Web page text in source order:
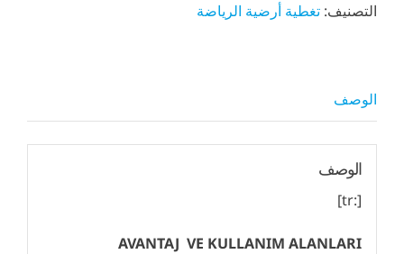
التصنيف: تغطية أرضية الرياضة
الوصف
الوصف
[:tr]
AVANTAJ VE KULLANIM ALANLARI